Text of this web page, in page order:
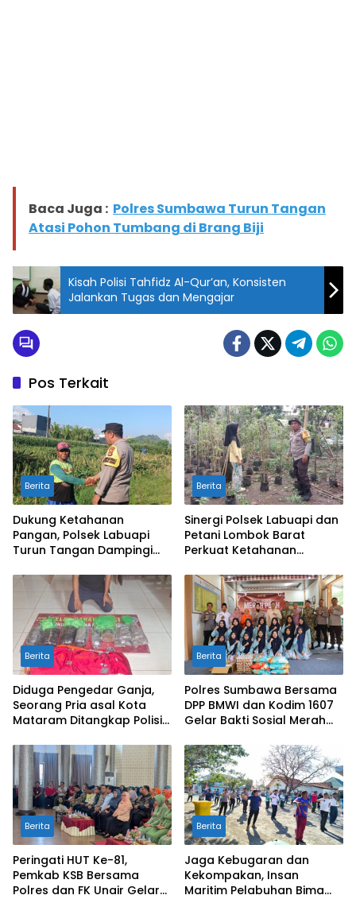
Baca Juga : Polres Sumbawa Turun Tangan
Atasi Pohon Tumbang di Brang Biji
Kisah Polisi Tahfidz Al-Qur’an, Konsisten
Jalankan Tugas dan Mengajar
Pos Terkait
Berita
Dukung Ketahanan
Pangan, Polsek Labuapi
Turun Tangan Dampingi
Bongkot
Berita
Sinergi Polsek Labuapi dan
Petani Lombok Barat
Perkuat Ketahanan
Berita
Diduga Pengedar Ganja,
Seorang Pria asal Kota
Mataram Ditangkap Polisi
Berita
Polres Sumbawa Bersama
DPP BMWI dan Kodim 1607
Gelar Bakti Sosial Merah
Hidayatullah
Berita
Peringati HUT Ke-81,
Pemkab KSB Bersama
Polres dan FK Unair Gelar
Berita
Jaga Kebugaran dan
Kekompakan, Insan
Maritim Pelabuhan Bima